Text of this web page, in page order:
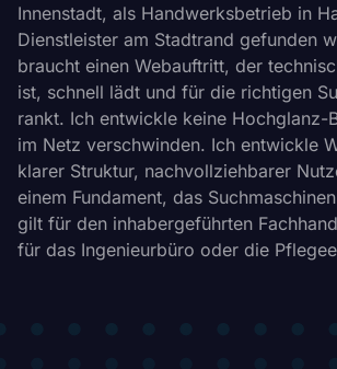
Innenstadt, als Handwerksbetrieb in
Dienstleister am Stadtrand gefunden
braucht einen Webauftritt, der
ist, schnell lädt und für die richtigen
rankt. Ich entwickle keine Hochglanz-
im Netz verschwinden. Ich entwickle
klarer Struktur, nachvollziehbarer
einem Fundament, das
gilt für den inhabergeführten
für das Ingenieurbüro oder die